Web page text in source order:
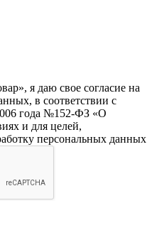
я даю свое согласие на
в соответствии с
года №152-ФЗ «О
и для целей,
персональных данных